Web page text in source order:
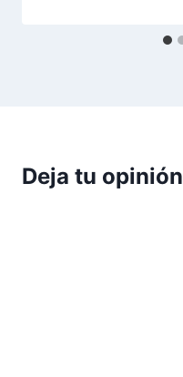
Deja tu opinión